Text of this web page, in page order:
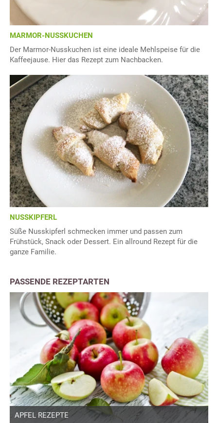
MARMOR-NUSSKUCHEN
Der Marmor-Nusskuchen ist eine ideale Mehlspeise für die
Kaffeejause. Hier das Rezept zum Nachbacken.
NUSSKIPFERL
Süße Nusskipferl schmecken immer und passen zum
Frühstück, Snack oder Dessert. Ein allround Rezept für die
ganze Familie.
PASSENDE REZEPTARTEN
APFEL REZEPTE